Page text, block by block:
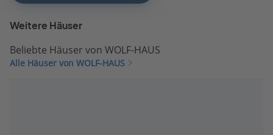
Weitere Häuser
Beliebte Häuser von WOLF-HAUS
Alle Häuser von WOLF-HAUS